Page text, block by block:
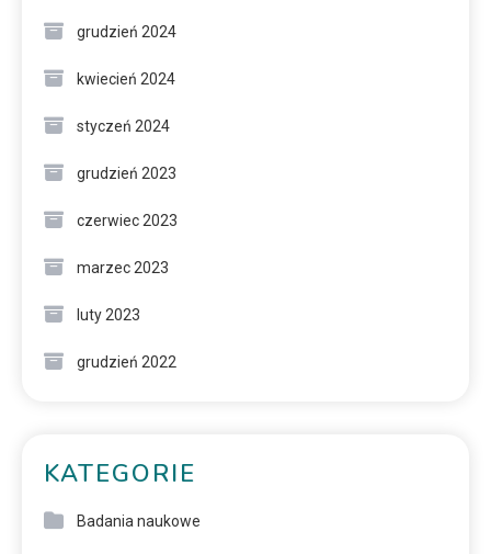
grudzień 2024
kwiecień 2024
styczeń 2024
grudzień 2023
czerwiec 2023
marzec 2023
luty 2023
grudzień 2022
KATEGORIE
Badania naukowe